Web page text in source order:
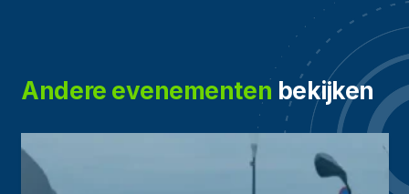
Andere evenementen bekijken